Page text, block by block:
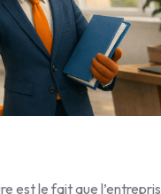
est le fait que